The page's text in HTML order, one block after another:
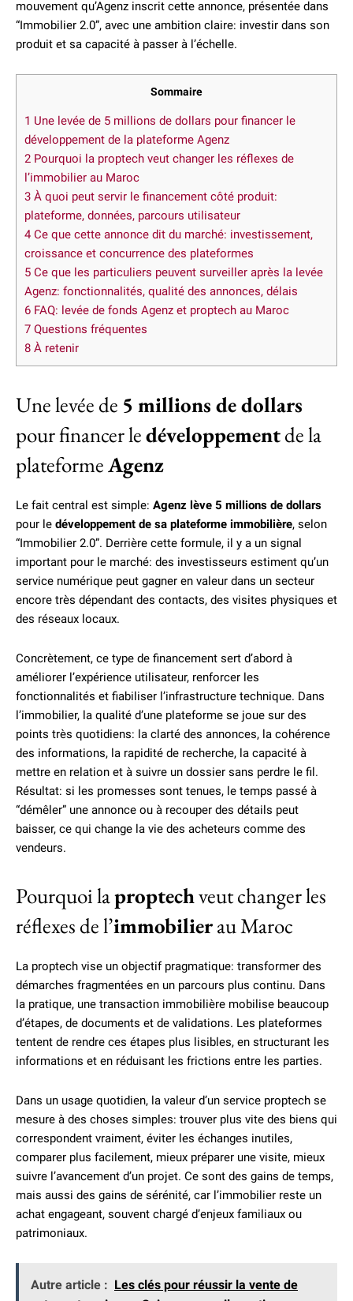
mouvement qu’Agenz inscrit cette annonce, présentée dans
“Immobilier 2.0”, avec une ambition claire: investir dans son
produit et sa capacité à passer à l’échelle.
Sommaire
1 Une levée de 5 millions de dollars pour financer le
développement de la plateforme Agenz
2 Pourquoi la proptech veut changer les réflexes de
l’immobilier au Maroc
3 À quoi peut servir le financement côté produit:
plateforme, données, parcours utilisateur
4 Ce que cette annonce dit du marché: investissement,
croissance et concurrence des plateformes
5 Ce que les particuliers peuvent surveiller après la levée
Agenz: fonctionnalités, qualité des annonces, délais
6 FAQ: levée de fonds Agenz et proptech au Maroc
7 Questions fréquentes
8 À retenir
Une levée de 5 millions de dollars
pour financer ledéveloppementde la
plateformeAgenz
Le fait central est simple: Agenz lève 5 millions de dollars
pour le développement de sa plateforme immobilière, selon
“Immobilier 2.0”. Derrière cette formule, il y a un signal
important pour le marché: des investisseurs estiment qu’un
service numérique peut gagner en valeur dans un secteur
encore très dépendant des contacts, des visites physiques et
des réseaux locaux.
Concrètement, ce type de financement sert d’abord à
améliorer l’expérience utilisateur, renforcer les
fonctionnalités et fiabiliser l’infrastructure technique. Dans
l’immobilier, la qualité d’une plateforme se joue sur des
points très quotidiens: la clarté des annonces, la cohérence
des informations, la rapidité de recherche, la capacité à
mettre en relation et à suivre un dossier sans perdre le fil.
Résultat: si les promesses sont tenues, le temps passé à
“démêler” une annonce ou à recouper des détails peut
baisser, ce qui change la vie des acheteurs comme des
vendeurs.
Pourquoi laproptechveut changer les
réflexes de l’immobilierau Maroc
La proptech vise un objectif pragmatique: transformer des
démarches fragmentées en un parcours plus continu. Dans
la pratique, une transaction immobilière mobilise beaucoup
d’étapes, de documents et de validations. Les plateformes
tentent de rendre ces étapes plus lisibles, en structurant les
informations et en réduisant les frictions entre les parties.
Dans un usage quotidien, la valeur d’un service proptech se
mesure à des choses simples: trouver plus vite des biens qui
correspondent vraiment, éviter les échanges inutiles,
comparer plus facilement, mieux préparer une visite, mieux
suivre l’avancement d’un projet. Ce sont des gains de temps,
mais aussi des gains de sérénité, car l’immobilier reste un
achat engageant, souvent chargé d’enjeux familiaux ou
patrimoniaux.
Autre article : Les clés pour réussir la vente de